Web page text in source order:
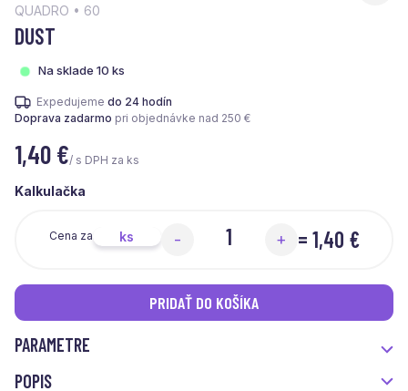
QUADRO • 60
DUST
Na sklade 10 ks
Expedujeme do 24 hodín
Doprava zadarmo pri objednávke nad 250 €
1,40 €/ s DPH za ks
Kalkulačka
Cena za ks - + = 1,40 €
PRIDAŤ DO KOŠÍKA
PARAMETRE
POPIS